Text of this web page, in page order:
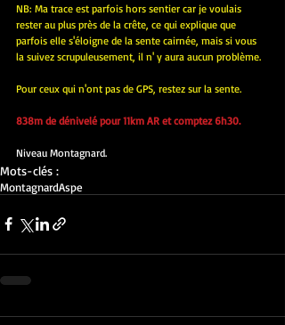
NB: Ma trace est parfois hors sentier car je voulais
rester au plus près de la crête, ce qui explique que
parfois elle s'éloigne de la sente cairnée, mais si vous
la suivez scrupuleusement, il n' y aura aucun problème.
Pour ceux qui n'ont pas de GPS, restez sur la sente.
838m de dénivelé pour 11km AR et comptez 6h30.
Niveau Montagnard.
Mots-clés :
MontagnardAspe